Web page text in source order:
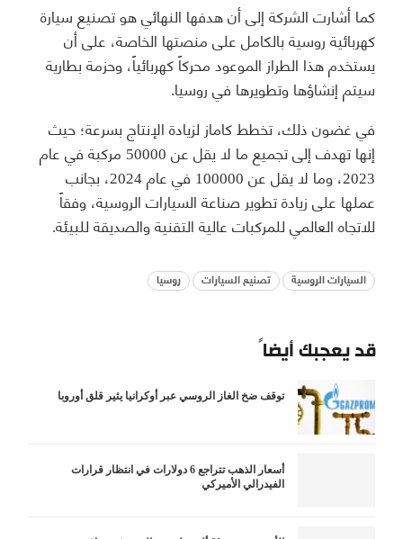
كما أشارت الشركة إلى أن هدفها النهائي هو تصنيع سيارة
كهربائية روسية بالكامل على منصتها الخاصة، على أن
يستخدم هذا الطراز الموعود محركاً كهربائياً، وحزمة بطارية
سيتم إنشاؤها وتطويرها في روسيا.
في غضون ذلك، تخطط كاماز لزيادة الإنتاج بسرعة؛ حيث
إنها تهدف إلى تجميع ما لا يقل عن 50000 مركبة في عام
2023، وما لا يقل عن 100000 في عام 2024، بجانب
عملها على زيادة تطوير صناعة السيارات الروسية، وفقاً
للاتجاه العالمي للمركبات عالية التقنية والصديقة للبيئة.
السيارات الروسية تصنيع السيارات روسيا
قد يعجبك أيضاً
توقف ضخ الغاز الروسي عبر أوكرانيا يثير قلق أوروبا
أسعار الذهب تتراجع 6 دولارات في انتظار قرارات
الفيدرالي الأميركي